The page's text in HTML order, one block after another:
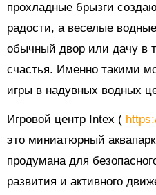
прохладные брызги
радости, а веселые
обычный двор или дачу в
счастья. Именно такими
игры в надувных водных
Игровой центр Intex (
это миниатюрный
продумана для
развития и активного